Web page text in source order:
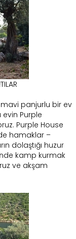
mavi panjurlu bir ev
evin Purple
Purple House
hamaklar –
dolaştığı huzur
kamp kurmak
ve akşam